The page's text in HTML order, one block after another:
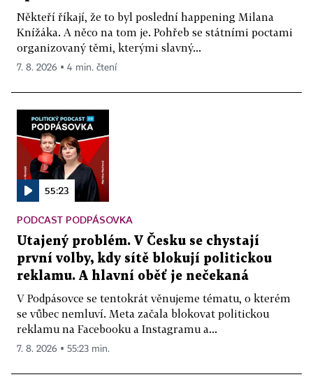
Někteří říkají, že to byl poslední happening Milana
Knížáka. A něco na tom je. Pohřeb se státními poctami
organizovaný těmi, kterými slavný...
7. 8. 2026 ▪ 4 min. čtení
55:23
PODCAST PODPÁSOVKA
Utajený problém. V Česku se chystají
první volby, kdy sítě blokují politickou
reklamu. A hlavní oběť je nečekaná
V Podpásovce se tentokrát věnujeme tématu, o kterém
se vůbec nemluví. Meta začala blokovat politickou
reklamu na Facebooku a Instagramu a...
7. 8. 2026 ▪ 55:23 min.